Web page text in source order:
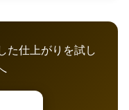
た仕上がりを試し